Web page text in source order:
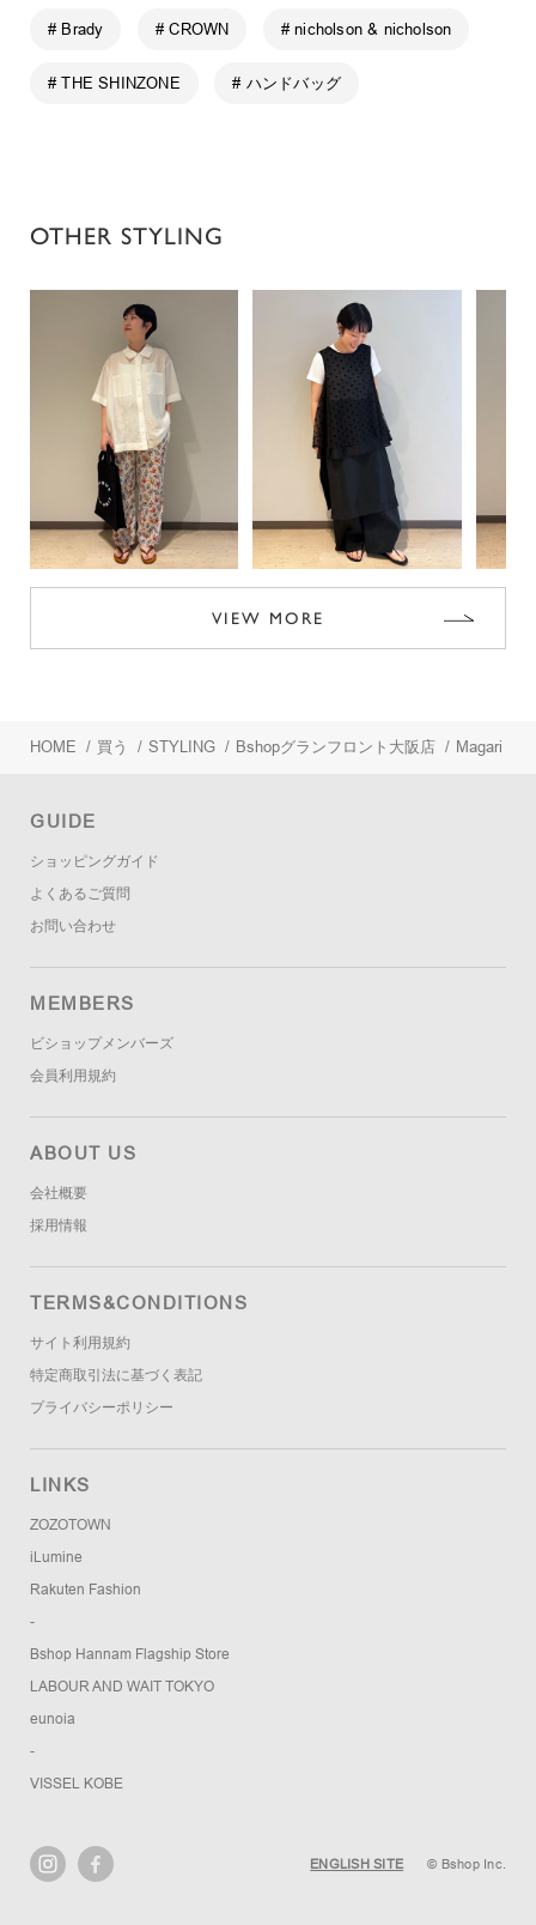
# Brady # CROWN # nicholson & nicholson
# THE SHINZONE # ハンドバッグ
OTHER STYLING
VIEW MORE
HOME / 買う / STYLING / Bshopグランフロント大阪店 / Magari
GUIDE
ショッピングガイド
よくあるご質問
お問い合わせ
MEMBERS
ビショップメンバーズ
会員利用規約
ABOUT US
会社概要
採用情報
TERMS&CONDITIONS
サイト利用規約
特定商取引法に基づく表記
プライバシーポリシー
LINKS
ZOZOTOWN
iLumine
Rakuten Fashion
-
Bshop Hannam Flagship Store
LABOUR AND WAIT TOKYO
eunoia
-
VISSEL KOBE
ENGLISH SITE © Bshop Inc.